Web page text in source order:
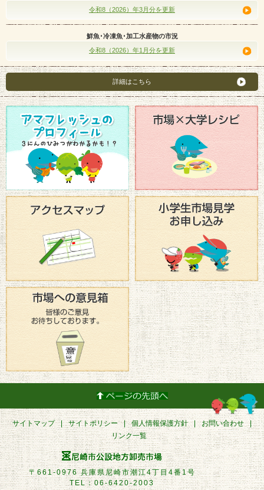
令和8（2026）年3月分を更新
鮮魚･冷凍魚･加工水産物の市況
令和8（2026）年1月分を更新
詳細はこちら
サイトマップ サイトポリシー 個人情報保護方針
お問い合わせ
リンク一覧
〒661-0976 兵庫県尼崎市潮江4丁目4番1号
TEL：06-6420-2003